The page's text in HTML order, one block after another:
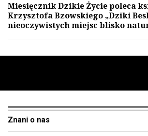
Miesięcznik Dzikie Życie poleca
Krzysztofa Bzowskiego „Dziki
nieoczywistych miejsc blisko
Znani o nas